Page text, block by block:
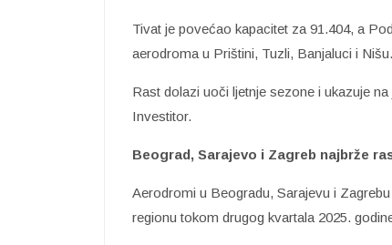
Tivat je povećao kapacitet za 91.404, a
aerodroma u Prištini, Tuzli, Banjaluci i Nišu.
Rast dolazi uoči ljetnje sezone i ukazuje
Investitor.
Beograd, Sarajevo i Zagreb najbrže
Aerodromi u Beogradu, Sarajevu i
regionu tokom drugog kvartala 2025.